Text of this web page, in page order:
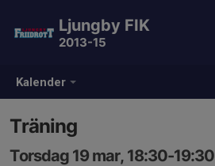
Kalender
Ljungby FIK
2013-15
Träning
Torsdag 19 mar, 18:30-19:30